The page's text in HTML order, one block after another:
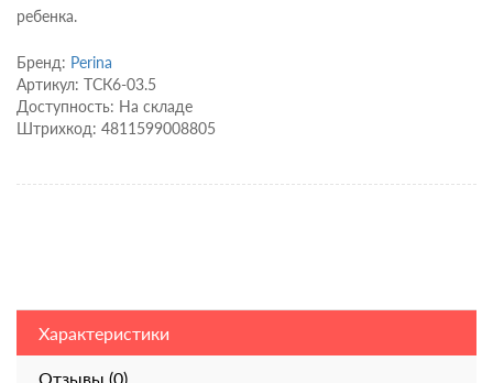
ребенка.
Бренд: Perina
Артикул: ТСК6-03.5
Доступность: На складе
Штрихкод: 4811599008805
Характеристики
Отзывы (0)